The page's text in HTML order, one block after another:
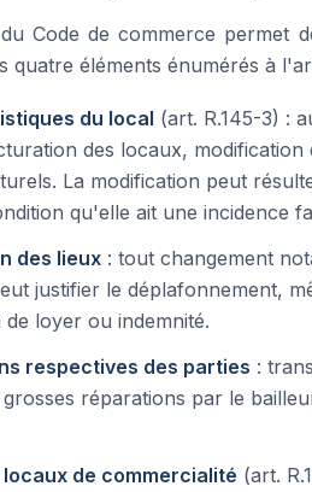
Code de commerce permet
quatre éléments énumérés à
du local (art. R.145-3) :
des locaux,
La modification peut
qu'elle ait une incidence
des lieux : tout changement
justifier le déplafonnement,
de loyer ou indemnité.
respectives des parties :
réparations par le
de commercialité (art.